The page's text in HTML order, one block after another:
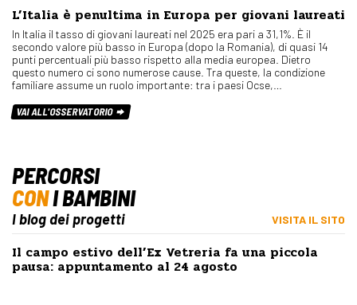
L’Italia è penultima in Europa per giovani laureati
In Italia il tasso di giovani laureati nel 2025 era pari a 31,1%. È il
secondo valore più basso in Europa (dopo la Romania), di quasi 14
punti percentuali più basso rispetto alla media europea. Dietro
questo numero ci sono numerose cause. Tra queste, la condizione
familiare assume un ruolo importante: tra i paesi Ocse,…
VAI ALL'OSSERVATORIO
PERCORSI
CONI BAMBINI
I blog dei progetti VISITA IL SITO
Il campo estivo dell’Ex Vetreria fa una piccola
pausa: appuntamento al 24 agosto